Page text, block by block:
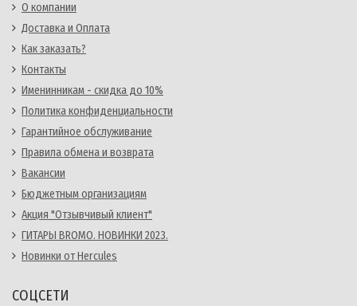
О компании
Доставка и Оплата
Как заказать?
Контакты
Именинникам - скидка до 10%
Политика конфиденциальности
Гарантийное обслуживание
Правила обмена и возврата
Вакансии
Бюджетным организациям
Акция "Отзывчивый клиент"
ГИТАРЫ BROMO. НОВИНКИ 2023.
Новинки от Hercules
СОЦСЕТИ